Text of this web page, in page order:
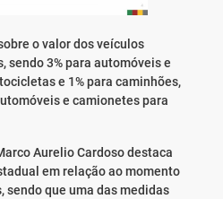
o valor dos veículos
sendo 3% para automóveis e
e 1% para caminhões,
e camionetes para
Aurelio Cardoso destaca
em relação ao momento
sendo que uma das medidas